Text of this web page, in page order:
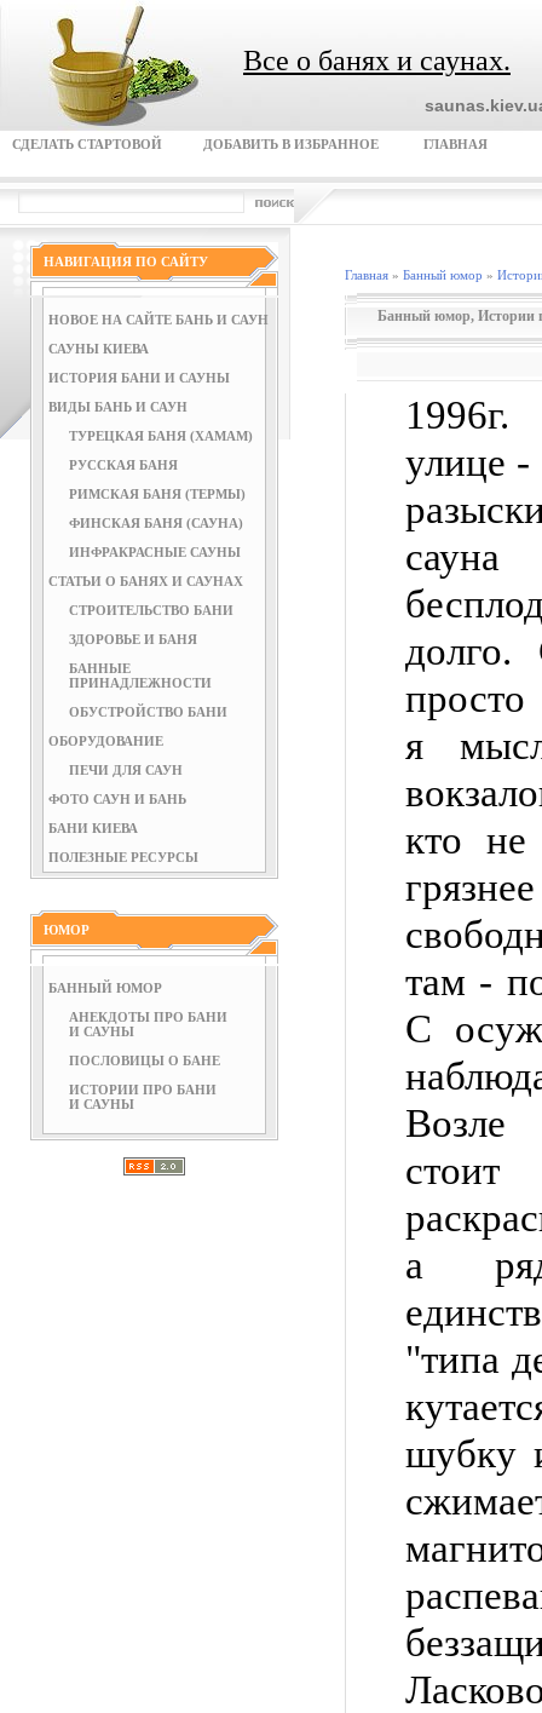
Все о банях и саунах.
СДЕЛАТЬ СТАРТОВОЙ ДОБАВИТЬ В ИЗБРАННОЕ ГЛАВНАЯ
НАВИГАЦИЯ ПО САЙТУ
НОВОЕ НА САЙТЕ БАНЬ И САУН
САУНЫ КИЕВА
ИСТОРИЯ БАНИ И САУНЫ
ВИДЫ БАНЬ И САУН
ТУРЕЦКАЯ БАНЯ (ХАМАМ)
РУССКАЯ БАНЯ
РИМСКАЯ БАНЯ (ТЕРМЫ)
ФИНСКАЯ БАНЯ (САУНА)
ИНФРАКРАСНЫЕ САУНЫ
СТАТЬИ О БАНЯХ И САУНАХ
СТРОИТЕЛЬСТВО БАНИ
ЗДОРОВЬЕ И БАНЯ
БАННЫЕ
ПРИНАДЛЕЖНОСТИ
ОБУСТРОЙСТВО БАНИ
ОБОРУДОВАНИЕ
ПЕЧИ ДЛЯ САУН
ФОТО САУН И БАНЬ
БАНИ КИЕВА
ПОЛЕЗНЫЕ РЕСУРСЫ
ЮМОР
БАННЫЙ ЮМОР
АНЕКДОТЫ ПРО БАНИ
И САУНЫ
ПОСЛОВИЦЫ О БАНЕ
ИСТОРИИ ПРО БАНИ
И САУНЫ
Главная » Банный юмор »
Банный юмор, Истории
улице -
долго.
я
кто
там -
С
Возле
а
"типа
шубку